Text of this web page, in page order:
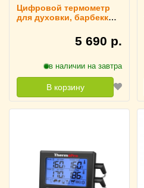
Цифровой термометр
для духовки, барбеккю,
5 690 р.
в наличии на завтра
В корзину